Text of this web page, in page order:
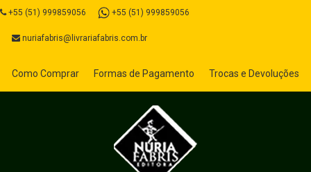
+55 (51) 999859056 +55 (51) 999859056
nuriafabris@livrariafabris.com.br
Como Comprar Formas de Pagamento Trocas e Devoluções